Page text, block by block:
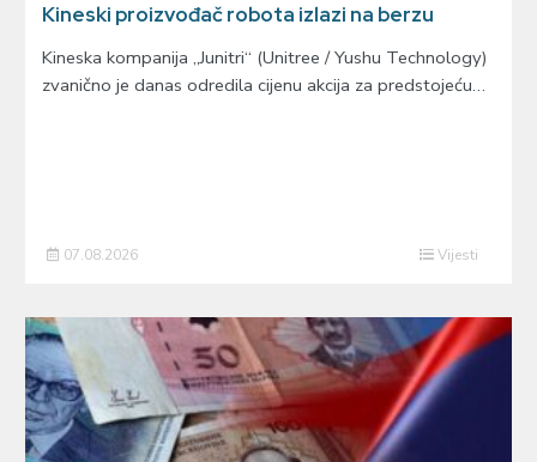
Kineski proizvođač robota izlazi na berzu
Kineska kompanija „Junitri“ (Unitree / Yushu Technology)
zvanično je danas odredila cijenu akcija za predstojeću…
07.08.2026 Vijesti